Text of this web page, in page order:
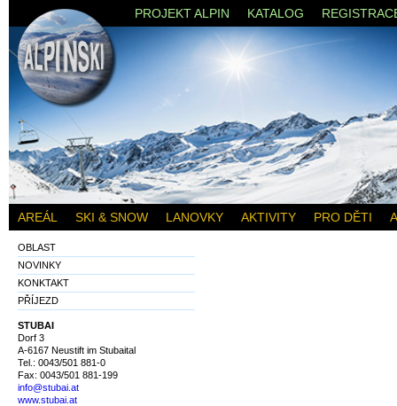
OBLAST
NOVINKY
KONKTAKT
PŘÍJEZD
STUBAI
Dorf 3
A-6167 Neustift im Stubaital
Tel.: 0043/501 881-0
Fax: 0043/501 881-199
info@stubai.at
www.stubai.at
PROJEKT ALPIN KATALOG
AREÁL SKI & SNOW LANOVKY AKTIVITY PRO DĚTI